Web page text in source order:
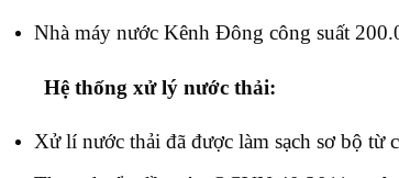
Nhà máy nước Kênh Đông công suất
Hệ thống xử lý nước thải:
Xử lí nước thải đã được làm sạch sơ bộ